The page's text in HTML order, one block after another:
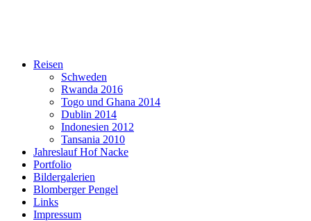
Reisen
Schweden
Rwanda 2016
Togo und Ghana 2014
Dublin 2014
Indonesien 2012
Tansania 2010
Jahreslauf Hof Nacke
Portfolio
Bildergalerien
Blomberger Pengel
Links
Impressum